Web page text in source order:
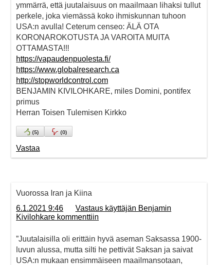
ymmärrä, että juutalaisuus on maailmaan lihaksi tullut
perkele, joka viemässä koko ihmiskunnan tuhoon
USA:n avulla! Ceterum censeo: ÄLÄ OTA
KORONAROKOTUSTA JA VAROITA MUITA
OTTAMASTA!!!
https://vapaudenpuolesta.fi/
https://www.globalresearch.ca
http://stopworldcontrol.com
BENJAMIN KIVILOHKARE, miles Domini, pontifex
primus
Herran Toisen Tulemisen Kirkko
(5) (0)
Vastaa
Vuorossa Iran ja Kiina
6.1.2021 9:46
Vastaus käyttäjän Benjamin
Kivilohkare kommenttiin
”Juutalaisilla oli erittäin hyvä aseman Saksassa 1900-
luvun alussa, mutta silti he pettivät Saksan ja saivat
USA:n mukaan ensimmäiseen maailmansotaan,